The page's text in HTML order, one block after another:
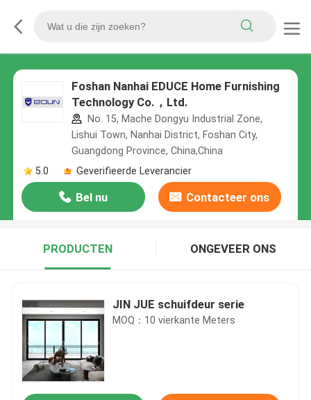
Foshan Nanhai EDUCE Home Furnishing
Technology Co.，Ltd.
No. 15, Mache Dongyu Industrial Zone,
Lishui Town, Nanhai District, Foshan City,
Guangdong Province, China,China
5.0
Geverifieerde Leverancier
Bel nu Contacteer ons
PRODUCTEN ONGEVEER ONS
JIN JUE schuifdeur serie
MOQ：10 vierkante Meters